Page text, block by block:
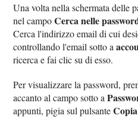
Una volta nella schermata delle
nel campoCerca nelle
Cerca l'indirizzo email di cui
controllando l'email sotto a
ricerca e fai clic su di esso.
Per visualizzare la password,
accanto al campo sotto a
appunti, pigia sul pulsanteCopia